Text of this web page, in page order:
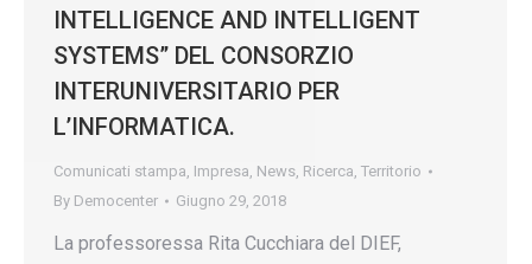
INTELLIGENCE AND INTELLIGENT
SYSTEMS” DEL CONSORZIO
INTERUNIVERSITARIO PER
L’INFORMATICA.
Comunicati stampa, Impresa, News, Ricerca, Territorio
By Democenter Giugno 29, 2018
La professoressa Rita Cucchiara del DIEF,